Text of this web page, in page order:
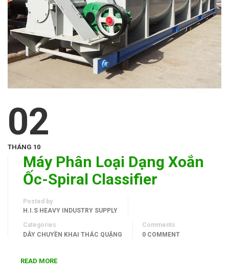
02
THÁNG 10
Máy Phân Loại Dạng Xoắn
Ốc-Spiral Classifier
Posted by
H.I.S HEAVY INDUSTRY SUPPLY
Categories
DÂY CHUYỀN KHAI THÁC QUẶNG
Comments
0 COMMENT
READ MORE